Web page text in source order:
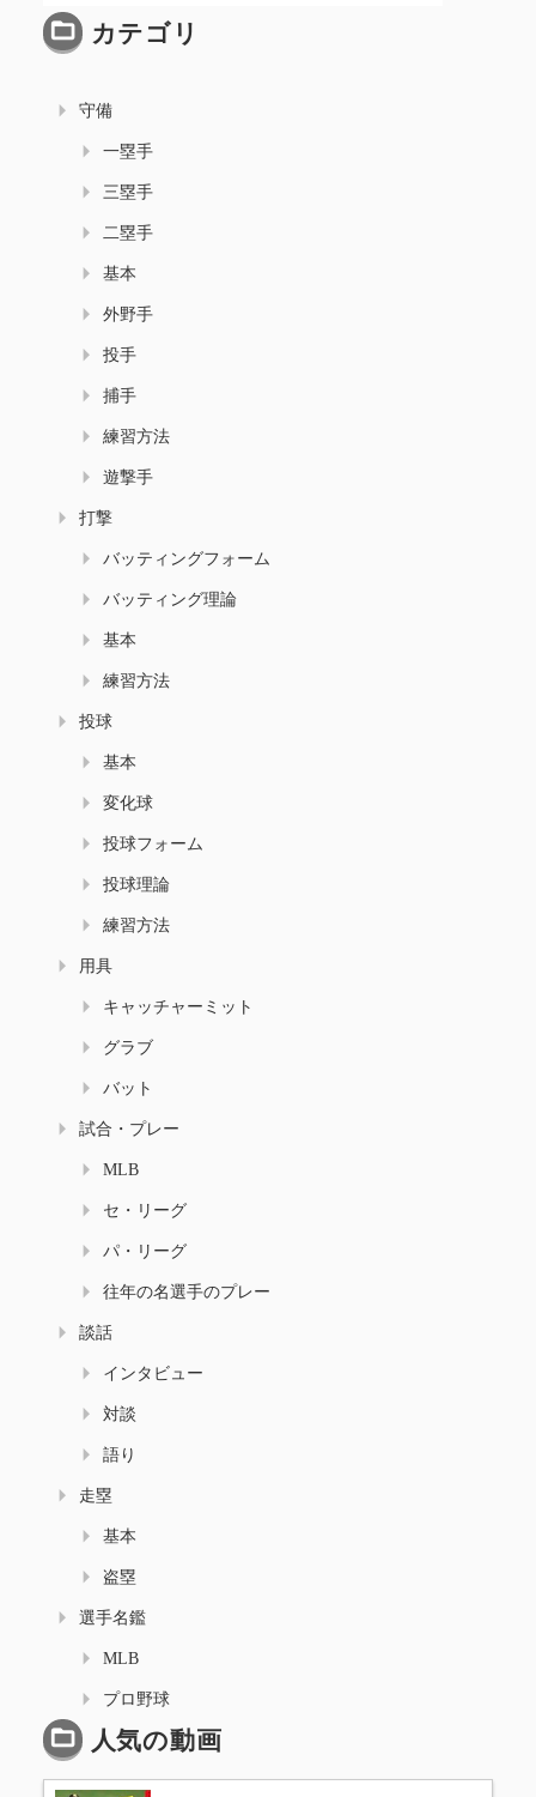
カテゴリ
守備
一塁手
三塁手
二塁手
基本
外野手
投手
捕手
練習方法
遊撃手
打撃
バッティングフォーム
バッティング理論
基本
練習方法
投球
基本
変化球
投球フォーム
投球理論
練習方法
用具
キャッチャーミット
グラブ
バット
試合・プレー
MLB
セ・リーグ
パ・リーグ
往年の名選手のプレー
談話
インタビュー
対談
語り
走塁
基本
盗塁
選手名鑑
MLB
プロ野球
人気の動画